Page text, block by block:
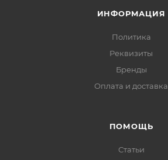
ИНФОРМАЦИЯ
Политика
Реквизиты
Бренды
Оплата и доставка
ПОМОЩЬ
Статьи